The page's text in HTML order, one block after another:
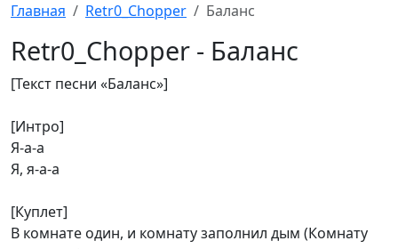
Главная Retr0_Chopper Баланс
Retr0_Chopper - Баланс
[Текст песни «Баланс»]
[Интро]
Я-а-а
Я, я-а-а
[Куплет]
В комнате один, и комнату заполнил дым (Комнату